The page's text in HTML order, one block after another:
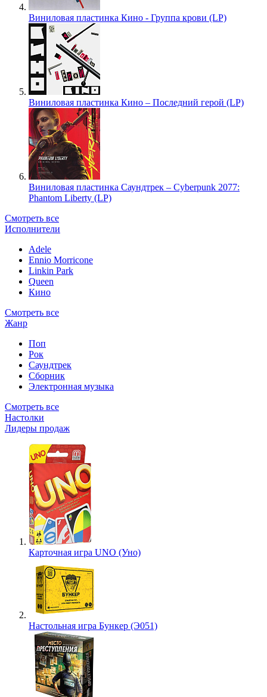
Виниловая пластинка Кино - Группа крови (LP)
Виниловая пластинка Кино – Последний герой (LP)
Виниловая пластинка Саундтрек – Cyberpunk 2077:
Phantom Liberty (LP)
Смотреть все
Исполнители
Adele
Ennio Morricone
Linkin Park
Queen
Кино
Смотреть все
Жанр
Поп
Рок
Саундтрек
Сборник
Электронная музыка
Смотреть все
Настолки
Лидеры продаж
Карточная игра UNO (Уно)
Настольная игра Бункер (Э051)